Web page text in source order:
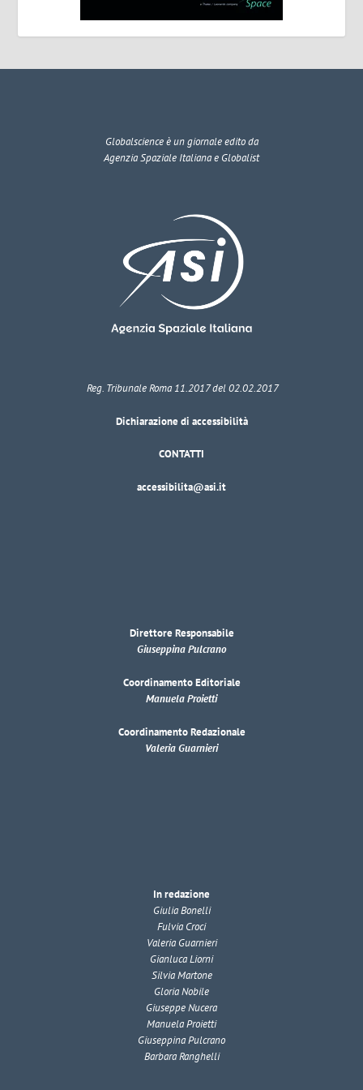
Globalscienceè un giornale edito da
Agenzia Spaziale Italiana e Globalist
Reg. Tribunale Roma 11.2017 del 02.02.2017
Dichiarazione di accessibilità
CONTATTI
accessibilita@asi.it
Direttore Responsabile
Giuseppina Pulcrano
Coordinamento Editoriale
Manuela Proietti
Coordinamento Redazionale
Valeria Guarnieri
In redazione
Giulia Bonelli
Fulvia Croci
Valeria Guarnieri
Gianluca Liorni
Silvia Martone
Gloria Nobile
Giuseppe Nucera
Manuela Proietti
Giuseppina Pulcrano
Barbara Ranghelli